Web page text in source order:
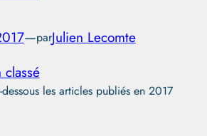
—parJulien Lecomte
les articles publiés en 2017